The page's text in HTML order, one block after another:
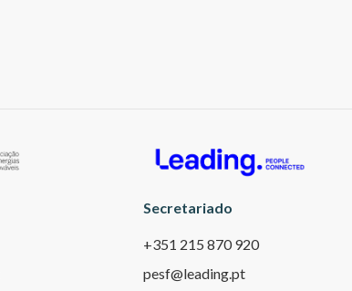
Secretariado
+351 215 870 920
pesf@leading.pt